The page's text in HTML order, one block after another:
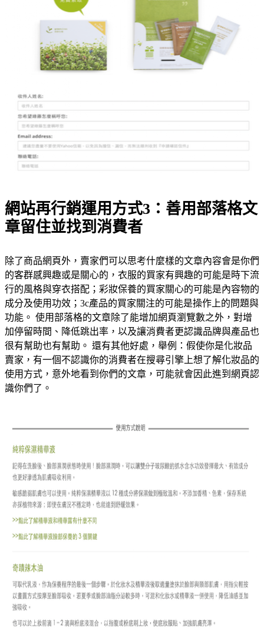
網站再行銷運用方式3：善用部落格文
章留住並找到消費者
除了商品網頁外，賣家們可以思考什麼樣的文章內容會是你們
的客群感興趣或是關心的，衣服的買家有興趣的可能是時下流
行的風格與穿衣搭配；彩妝保養的買家關心的可能是內容物的
成分及使用功效；3c產品的買家關注的可能是操作上的問題與
功能。 使用部落格的文章除了能增加網頁瀏覽數之外，對增
加停留時間、降低跳出率，以及讓消費者更認識品牌與產品也
很有幫助也有幫助。 還有其他好處，舉例：假使你是化妝品
賣家，有一個不認識你的消費者在搜尋引擎上想了解化妝品的
使用方式，意外地看到你們的文章，可能就會因此進到網頁認
識你們了。